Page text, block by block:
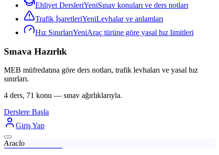
Ehliyet DersleriYeniSınav konuları ve ders notları
Trafik İşaretleriYeniLevhalar ve anlamları
Hız SınırlarıYeniAraç türüne göre yasal hız limitleri
Sınava Hazırlık
MEB müfredatına göre ders notları, trafik levhaları ve yasal hız
sınırları.
4 ders, 71 konu — sınav ağırlıklarıyla.
Derslere Başla
Giriş Yap
Araclo